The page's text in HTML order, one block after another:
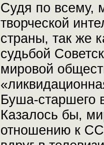
Судя по всему,
творческой
страны, так же
судьбой
мировой
Буша-
Казалось бы,
отношению к